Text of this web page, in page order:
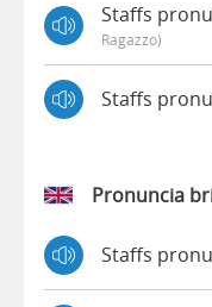
Staffs
Ragazzo)
Staffs
Pronuncia
Staffs